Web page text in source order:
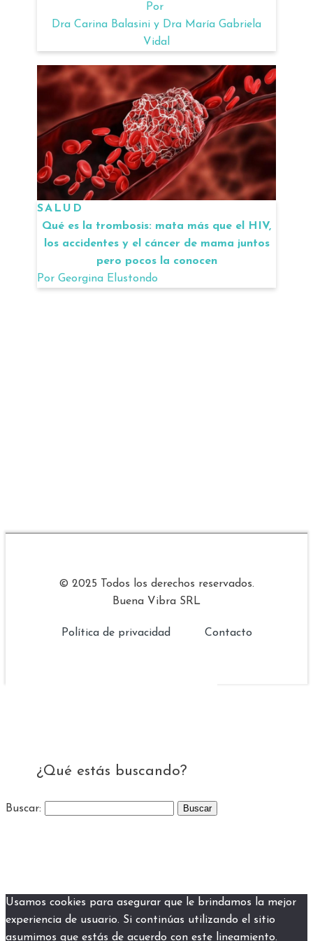
Por
Dra Carina Balasini y Dra María Gabriela
Vidal
SALUD
Qué es la trombosis: mata más que el HIV,
los accidentes y el cáncer de mama juntos
pero pocos la conocen
Por Georgina Elustondo
© 2025 Todos los derechos reservados.
Buena Vibra SRL
Política de privacidad Contacto
¿Qué estás buscando?
Buscar:
Usamos cookies para asegurar que le brindamos la mejor
experiencia de usuario. Si continúas utilizando el sitio
asumimos que estás de acuerdo con este lineamiento.